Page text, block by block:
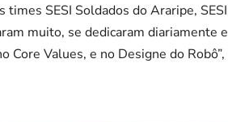
times SESI Soldados do Araripe,
muito, se dedicaram diariamente
Core Values, e no Designe do